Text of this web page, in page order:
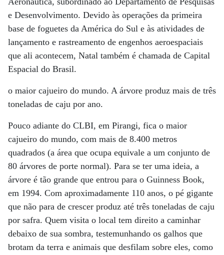
e Desenvolvimento. Devido às operações da primeira
base de foguetes da América do Sul e às atividades de
lançamento e rastreamento de engenhos aeroespaciais
que ali acontecem, Natal também é chamada de Capital
Espacial do Brasil.
o maior cajueiro do mundo. A árvore produz mais de três
toneladas de caju por ano.
Pouco adiante do CLBI, em Pirangi, fica o maior
cajueiro do mundo, com mais de 8.400 metros
quadrados (a área que ocupa equivale a um conjunto de
80 árvores de porte normal). Para se ter uma ideia, a
árvore é tão grande que entrou para o Guinness Book,
em 1994. Com aproximadamente 110 anos, o pé gigante
que não para de crescer produz até três toneladas de caju
por safra. Quem visita o local tem direito a caminhar
debaixo de sua sombra, testemunhando os galhos que
brotam da terra e animais que desfilam sobre eles, como